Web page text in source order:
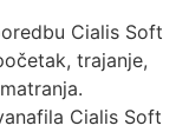
Cialis Soft
trajanje,
Cialis Soft